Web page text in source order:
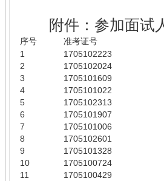
附件：参加面试
序号 准考证号
1
1705102223
2
1705102024
3
1705101609
4
1705101022
5
1705102313
6
1705101907
7
1705101006
8
1705102601
9
1705101328
10
1705100724
11
1705100429